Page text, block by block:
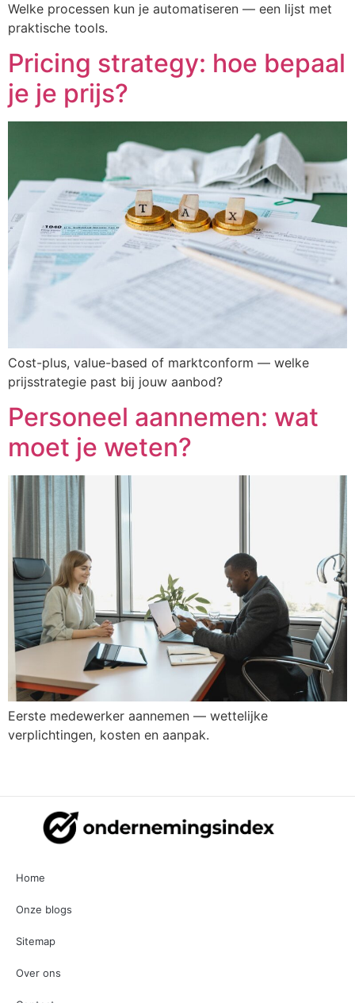
Welke processen kun je automatiseren — een lijst met
praktische tools.
Pricing strategy: hoe bepaal
je je prijs?
Cost-plus, value-based of marktconform — welke
prijsstrategie past bij jouw aanbod?
Personeel aannemen: wat
moet je weten?
Eerste medewerker aannemen — wettelijke
verplichtingen, kosten en aanpak.
Home
Onze blogs
Sitemap
Over ons